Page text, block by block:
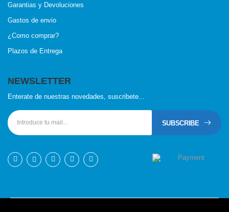
Garantias y Devoluciones
Gastos de envio
¿Como comprar?
Plazos de Entrega
NEWSLETTER
Enterate de nuestras novedades, suscribete...
SUBSCRIBE